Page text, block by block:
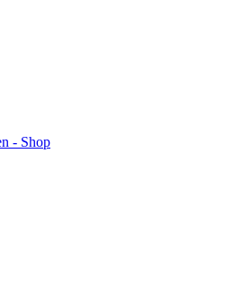
- Shop